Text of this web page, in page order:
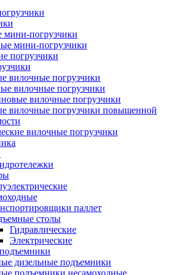
мини-погрузчики
мини-погрузчики
погрузчики
вилочные погрузчики
вилочные погрузчики
вилочные погрузчики
вилочные погрузчики повышенной
вилочные погрузчики
паллет
столы
Гидравлические
Электрические
дизельные подъемники
подъемники несамоходные